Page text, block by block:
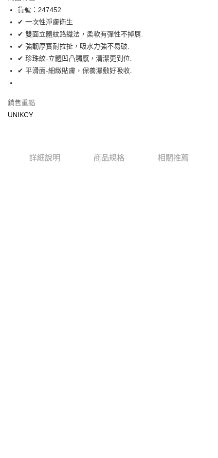
LINE Pay
Apple Pay
街口支付
悠遊付
運送方式
7-11取貨付款［需3-5個工作天不含預購商品］
每筆NT$70，滿NT$499(含以上)免運費
貨號：247452
✔ 一次性淨膚衛生
✔ 雙面立體紋路織法，柔軟有彈性不掉屑.
✔ 強韌厚實耐拉扯，吸水力強不易破.
✔ 珍珠紋-立體凹凸觸感，清潔更到位.
✔ 平滑面-細緻貼膚，保養濕敷好吸收.
銷售重點
UNIKCY
詳細說明 商品規格 相關推薦